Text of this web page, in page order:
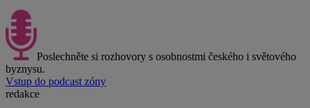
Poslechněte si rozhovory s osobnostmi českého i světového
byznysu.
Vstup do podcast zóny
redakce